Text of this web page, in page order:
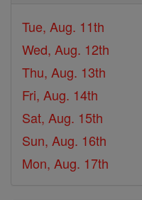
Tue, Aug. 11th
Wed, Aug. 12th
Thu, Aug. 13th
Fri, Aug. 14th
Sat, Aug. 15th
Sun, Aug. 16th
Mon, Aug. 17th